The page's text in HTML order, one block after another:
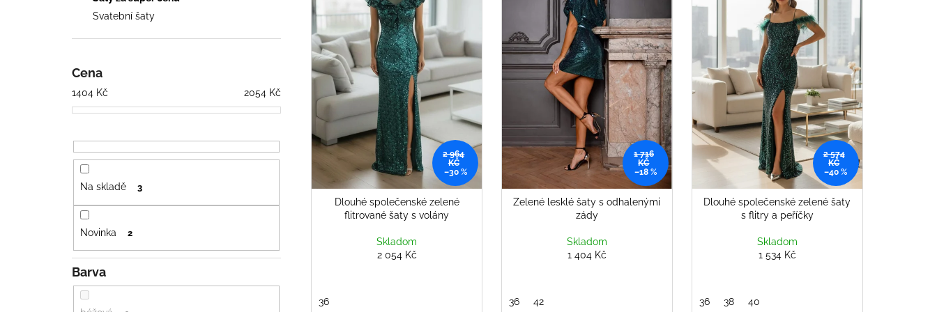
Svatební šaty
Cena
1404 Kč 2054 Kč
Na skladě 3
Novinka 2
Barva
o
d
u
k
ů
s
p
r
o
d
u
k
t
ů
2 964
KČ
–30 %
Dlouhé společenské zelené
flitrované šaty s volány
Skladom
2 054 Kč
36
1 716
KČ
–18 %
Zelené lesklé šaty s odhalenými
zády
Skladom
1 404 Kč
36 42
2 574
KČ
–40 %
Dlouhé společenské zelené šaty
s flitry a peříčky
Skladom
1 534 Kč
36 38 40
676 Kč
2 340 Kč
2 808 Kč